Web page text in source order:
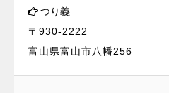
つり義
〒930-2222
富山県富山市八幡256